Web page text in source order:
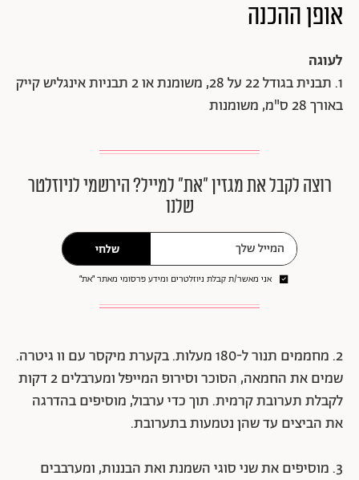
אופן ההכנה
לעוגה
1. תבנית בגודל 22 על 28, משומנת או 2 תבניות אינגליש קייק
באורך 28 ס"מ, משומנות
רוצה לקבל את מגזין ״את״ למייל? הירשמי לניוזלטר
שלנו
שלחי
אני מאשר/ת קבלת ניוזלטרים ומידע פרסומי מאתר ״את״
2. מחממים תנור ל-180 מעלות. בקערת מיקסר עם וו גיטרה.
שמים את החמאה, הסוכר וסירופ המייפל ומערבלים 2 דקות
לקבלת תערובת קרמית. תוך כדי ערבול, מוסיפים בהדרגה
את הביצים עד שהן נטמעות בתערובת.
3. מוסיפים את שני סוגי השמנת ואת הבננות, ומערבבים